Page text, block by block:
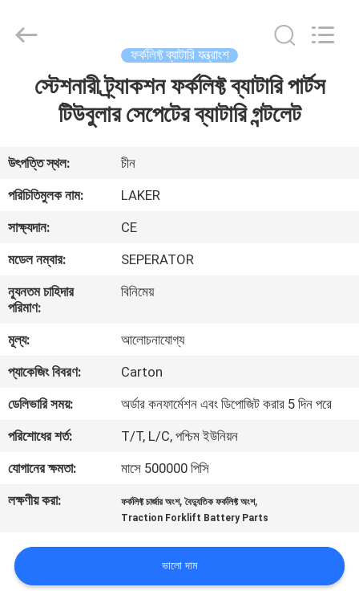
আমাদের
সম্পর্কে
কারখানা
ভ্রমণ
মান
নিয়ন্ত্রণ
আমাদের
সাথে
যোগাযোগ
করুন
খবর
CO.,LIMITED.
ফর্কলিফ্ট ব্যাটারি যন্ত্রাংশ
স্টেশনারী ট্র্যাকশন ফর্কলিফ্ট ব্যাটারি পার্টস
টিউবুলার সেপেটের ব্যাটারি গন্টলেট
উৎপত্তি স্থল:
চীন
পরিচিতিমুলক নাম:
LAKER
সাক্ষ্যদান:
CE
মডেল নম্বার:
SEPERATOR
ন্যূনতম চাহিদার
পরিমাণ:
বিনিমেয়
মূল্য:
আলোচনাযোগ্য
প্যাকেজিং বিবরণ:
Carton
ডেলিভারি সময়:
অর্ডার কনফার্মেশন এবং ডিপোজিট করার 5 দিন পরে
পরিশোধের শর্ত:
T/T, L/C, পশ্চিম ইউনিয়ন
যোগানের ক্ষমতা:
মাসে 500000 পিসি
লক্ষণীয় করা:
ফর্কলিফ্ট চার্জার অংশ,বৈদ্যুতিক ফর্কলিফ্ট অংশ,
Traction Forklift Battery Parts
ভালো দাম